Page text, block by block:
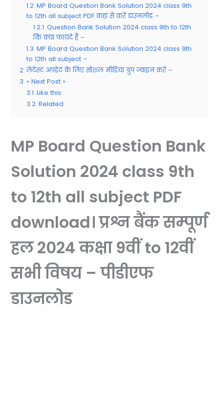
1.2 MP Board Question Bank Solution 2024 class 9th
to 12th all subject PDF कहां से करें डाउनलोड –
1.2.1 Question Bank Solution 2024 class 9th to 12th
कि क्या फायदे हैं –
1.3 MP Board Question Bank Solution 2024 class 9th
to 12th all subject –
2 लेटेस्ट अपडेट के लिए सोशल मीडिया ग्रुप ज्वाइन करें –
3 » Next Post »
3.1 Like this:
3.2 Related
MP Board Question Bank
Solution 2024 class 9th
to 12th all subject PDF
download। प्रश्न बैंक सम्पूर्ण
हल 2024 कक्षा 9वीं to 12वीं
सभी विषय – पीडीएफ
डाउनलोड